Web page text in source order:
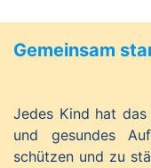
Gemeinsam
Jedes Kind hat
und gesundes
schützen und zu